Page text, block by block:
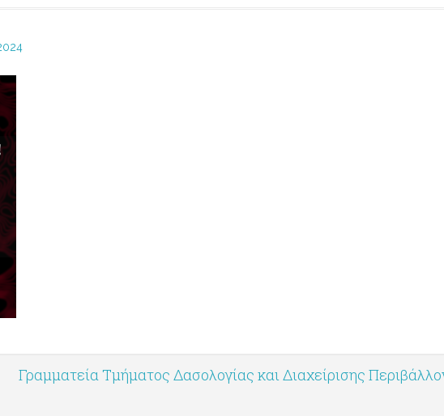
Γραμματεία Τμήματος Δασολογίας και Διαχείρισης